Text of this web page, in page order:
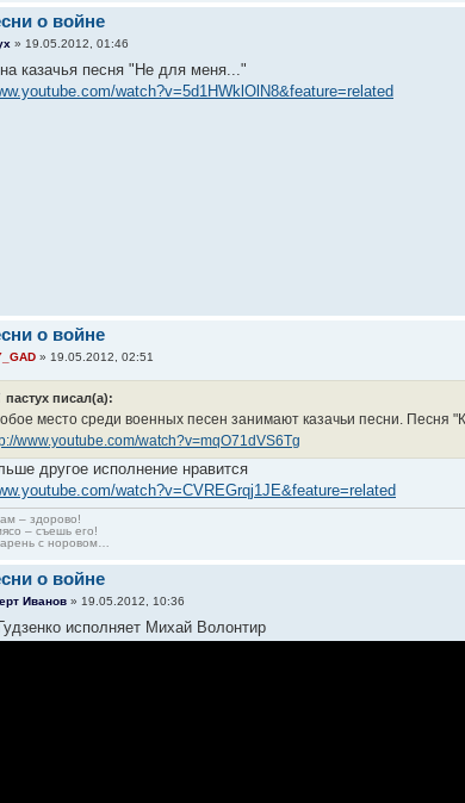
о войне
» 19.05.2012, 01:46
казачья песня "Не для меня..."
watch?v=5d1HWklOlN8&feature=related
о войне
» 19.05.2012, 02:51
пастух писал(а):
место среди военных песен занимают казачьи песни. Песня
www.youtube.com/watch?v=mqO71dVS6Tg
другое исполнение нравится
watch?v=CVREGrqj1JE&feature=related
– здорово!
– съешь его!
с норовом…
о войне
Иванов » 19.05.2012, 10:36
исполняет Михай Волонтир